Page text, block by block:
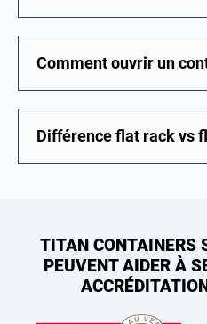
Comment ouvrir un
Différence flat rack vs
TITAN CONTAINERS
PEUVENT AIDER À